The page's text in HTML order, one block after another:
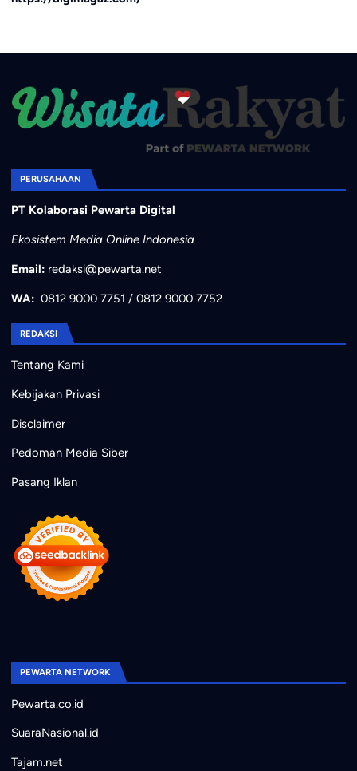
PERUSAHAAN
PT Kolaborasi Pewarta Digital
Ekosistem Media Online Indonesia
Email: redaksi@pewarta.net
WA: 0812 9000 7751 / 0812 9000 7752
REDAKSI
Tentang Kami
Kebijakan Privasi
Disclaimer
Pedoman Media Siber
Pasang Iklan
PEWARTA NETWORK
Pewarta.co.id
SuaraNasional.id
Tajam.net